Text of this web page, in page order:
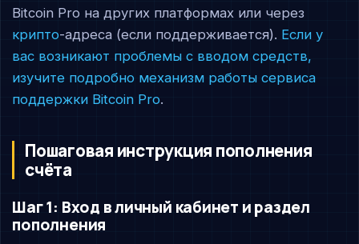
Bitcoin Pro на других платформах или через
крипто-адреса (если поддерживается). Если у
вас возникают проблемы с вводом средств,
изучите подробно механизм работы сервиса
поддержки Bitcoin Pro.
Пошаговая инструкция пополнения
счёта
Шаг 1: Вход в личный кабинет и раздел
пополнения